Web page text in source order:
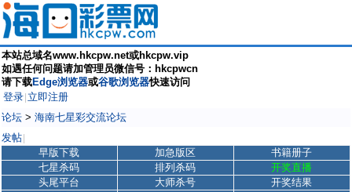
本站总域名www.hkcpw.net或hkcpw.vip
如遇任何问题请加管理员微信号：hkcpwcn
请下载Edge浏览器或谷歌浏览器快速访问
登录 立即注册
论坛 > 海南七星彩交流论坛
发帖
早版下载 加急版区
书籍册子
七星杀码
排列杀码
开奖直播
头尾平台
大师杀号
开奖结果